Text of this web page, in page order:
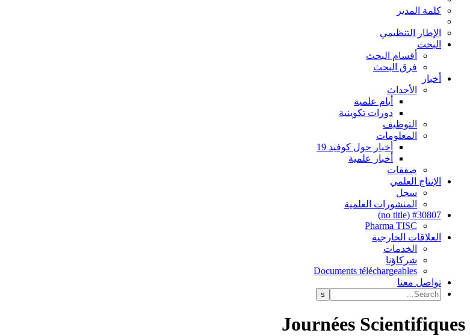
كلمة المدير
الإطار التنظيمي
البحث
أقسام البحث
فرق البحث
أخبار
الأحداث
أيام علمية
دورات تكوينية
التوظيف
المعلومات
أخبار حول كوفيد 19
أخبار علمية
صفقات
الإنتاج العلمي
سجل
المنشورات العلمية
#30807 (no title)
Pharma TISC
العلاقات الخارجية
الخدمات
شركاؤنا
Documents téléchargeables
تواصل معنا
Journées Scientifiques